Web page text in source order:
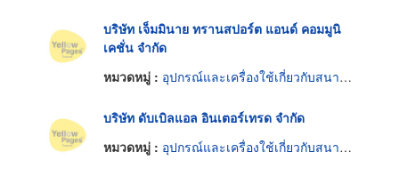
บริษัท เจ็มมินาย ทรานสปอร์ต แอนด์ คอมมูนิ
เคชั่น จำกัด
หมวดหมู่ : อุปกรณ์และเครื่องใช้เกี่ยวกับสนามบิน
บริษัท ดับเบิลแอล อินเตอร์เทรด จำกัด
หมวดหมู่ : อุปกรณ์และเครื่องใช้เกี่ยวกับสนามบิน